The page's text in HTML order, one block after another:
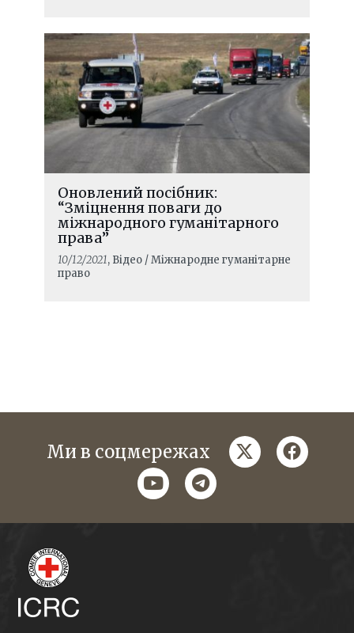
Оновлений посібник:
“Зміцнення поваги до
міжнародного гуманітарного
права”
10/12/2021, Відео / Міжнародне гуманітарне
право
Ми в соцмережах twitter
youtubetelegram